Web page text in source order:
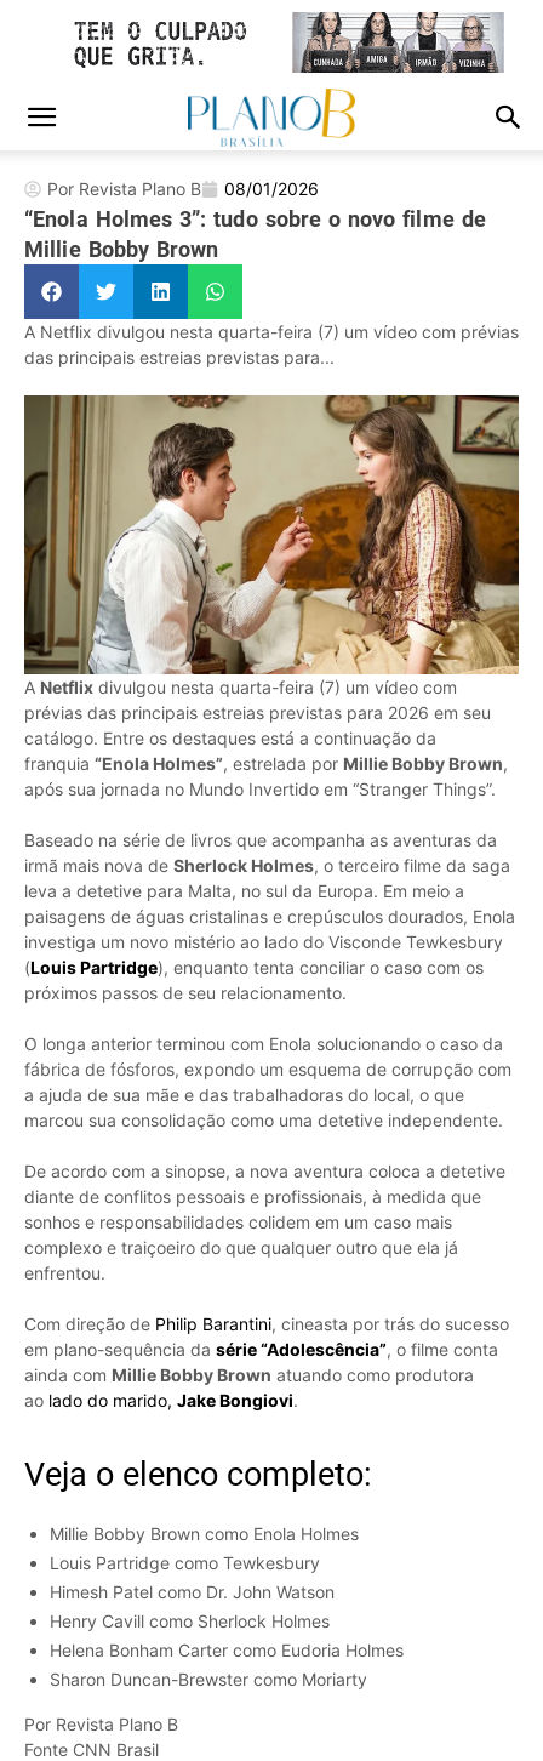
Por Revista Plano B 08/01/2026
“Enola Holmes 3”: tudo sobre o novo filme de
Millie Bobby Brown
A Netflix divulgou nesta quarta-feira (7) um vídeo com prévias
das principais estreias previstas para...
A Netflix divulgou nesta quarta-feira (7) um vídeo com
prévias das principais estreias previstas para 2026 em seu
catálogo. Entre os destaques está a continuação da
franquia “Enola Holmes”, estrelada por Millie Bobby Brown,
após sua jornada no Mundo Invertido em “Stranger Things”.
Baseado na série de livros que acompanha as aventuras da
irmã mais nova de Sherlock Holmes, o terceiro filme da saga
leva a detetive para Malta, no sul da Europa. Em meio a
paisagens de águas cristalinas e crepúsculos dourados, Enola
investiga um novo mistério ao lado do Visconde Tewkesbury
(Louis Partridge), enquanto tenta conciliar o caso com os
próximos passos de seu relacionamento.
O longa anterior terminou com Enola solucionando o caso da
fábrica de fósforos, expondo um esquema de corrupção com
a ajuda de sua mãe e das trabalhadoras do local, o que
marcou sua consolidação como uma detetive independente.
De acordo com a sinopse, a nova aventura coloca a detetive
diante de conflitos pessoais e profissionais, à medida que
sonhos e responsabilidades colidem em um caso mais
complexo e traiçoeiro do que qualquer outro que ela já
enfrentou.
Com direção de Philip Barantini, cineasta por trás do sucesso
em plano-sequência da série “Adolescência”, o filme conta
ainda com Millie Bobby Brown atuando como produtora
ao lado do marido, Jake Bongiovi.
Veja o elenco completo:
Millie Bobby Brown como Enola Holmes
Louis Partridge como Tewkesbury
Himesh Patel como Dr. John Watson
Henry Cavill como Sherlock Holmes
Helena Bonham Carter como Eudoria Holmes
Sharon Duncan-Brewster como Moriarty
Por Revista Plano B
Fonte CNN Brasil